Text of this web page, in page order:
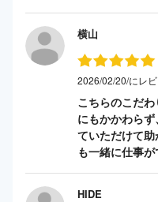
横山
2026/02/20/にレ
こちらのこだ
にもかかわら
ていただけて
も一緒に仕事が
HIDE